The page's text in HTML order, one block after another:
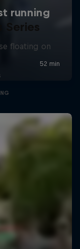
Series
floating on